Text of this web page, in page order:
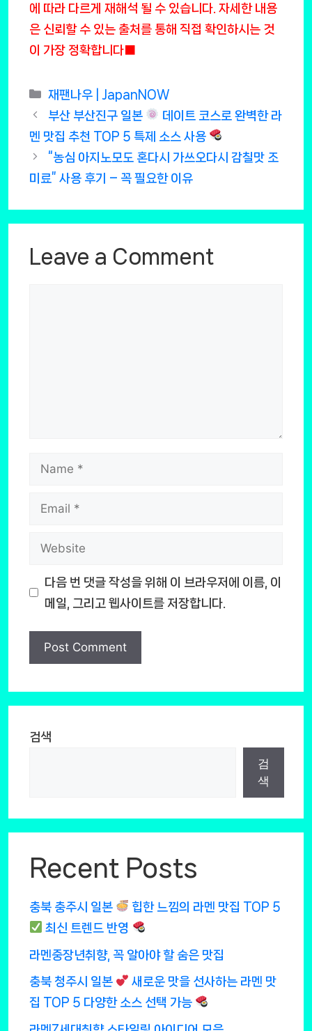
에 따라 다르게 재해석 될 수 있습니다. 자세한 내용
은 신뢰할 수 있는 출처를 통해 직접 확인하시는 것
이 가장 정확합니다■
Categories
재팬나우 | JapanNOW
부산 부산진구 일본
데이트 코스로 완벽한 라
멘 맛집 추천 TOP 5 특제 소스 사용
“농심 아지노모도 혼다시 가쓰오다시 감칠맛 조
미료” 사용 후기 – 꼭 필요한 이유
Leave a Comment
Name
Email
Website
다음 번 댓글 작성을 위해 이 브라우저에 이름, 이
메일, 그리고 웹사이트를 저장합니다.
검색
검
색
Recent Posts
충북 충주시 일본
힙한 느낌의 라멘 맛집 TOP 5
최신 트렌드 반영
라멘중장년취향, 꼭 알아야 할 숨은 맛집
충북 청주시 일본
새로운 맛을 선사하는 라멘 맛
집 TOP 5 다양한 소스 선택 가능